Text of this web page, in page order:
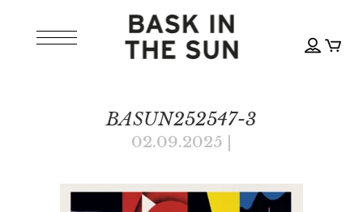
BASUN252547-3
02.09.2025